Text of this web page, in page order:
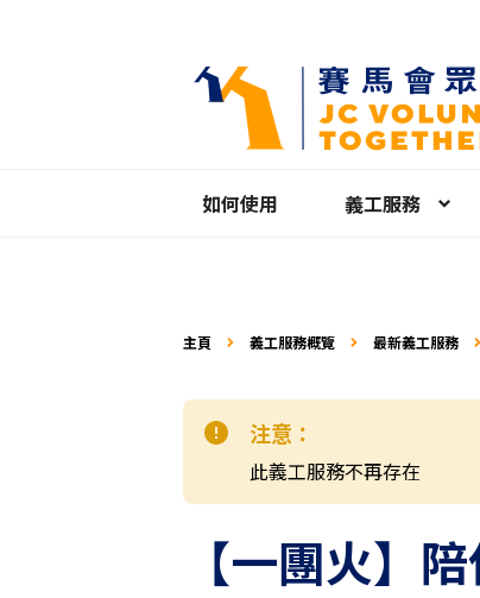
如何使用 義工服務
主頁 義工服務概覽 最新義工服務
注意：
此義工服務不再存在
【一團火】⁠